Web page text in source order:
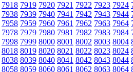
7918 7919 7920 7921 7922 7923 7924
7938 7939 7940 7941 7942 7943 7944
7958 7959 7960 7961 7962 7963 7964
7978 7979 7980 7981 7982 7983 7984
7998 7999 8000 8001 8002 8003 8004
8018 8019 8020 8021 8022 8023 8024
8038 8039 8040 8041 8042 8043 8044
8058 8059 8060 8061 8062 8063 8064